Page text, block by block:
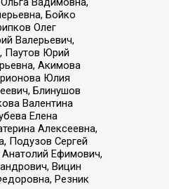
Бойко
Олег
Валерьевич,
Паутов Юрий
Акимова
Юлия
Блинушов
Валентина
Елена
Алексеевна,
Подузов Сергей
Ефимович,
Вицин
Резник